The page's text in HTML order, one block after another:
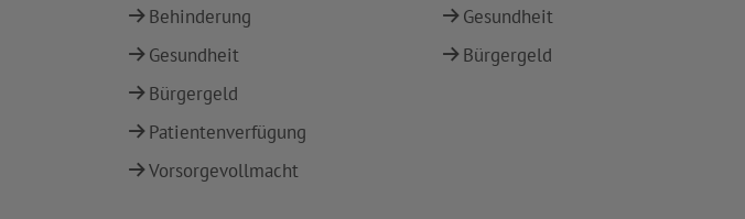
Behinderung
Gesundheit
Bürgergeld
Patientenverfügung
Vorsorgevollmacht
Gesundheit
Bürgergeld